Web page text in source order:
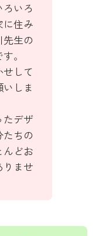
いろ
に住み
生の
。
せして
しま
たデザ
ちの
んどお
りませ